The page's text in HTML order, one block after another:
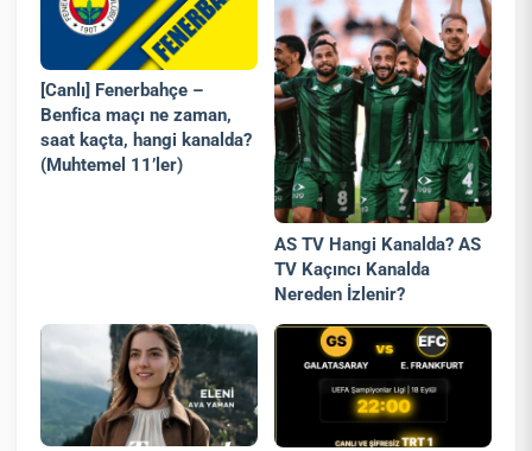
[Canlı] Fenerbahçe –
Benfica maçı ne zaman,
saat kaçta, hangi kanalda?
(Muhtemel 11’ler)
AS TV Hangi Kanalda? AS
TV Kaçıncı Kanalda
Nereden İzlenir?